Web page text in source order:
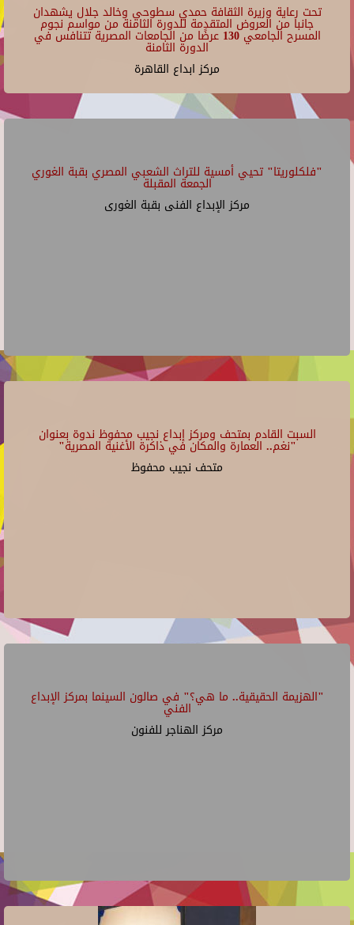
تحت رعاية وزيرة الثقافة حمدي سطوحي وخالد جلال يشهدان
جانبا من العروض المتقدمة للدورة الثامنة من مواسم نجوم
المسرح الجامعي 130 عرضًا من الجامعات المصرية تتنافس في
الدورة الثامنة
مركز ابداع القاهرة
"فلكلوريتا" تحيي أمسية للتراث الشعبي المصري بقبة الغوري
الجمعة المقبلة
مركز الإبداع الفنى بقبة الغورى
السبت القادم بمتحف ومركز إبداع نجيب محفوظ ندوة بعنوان
"نغم.. العمارة والمكان في ذاكرة الأغنية المصرية"
متحف نجيب محفوظ
"الهزيمة الحقيقية.. ما هي؟" في صالون السينما بمركز الإبداع
الفني
مركز الهناجر للفنون